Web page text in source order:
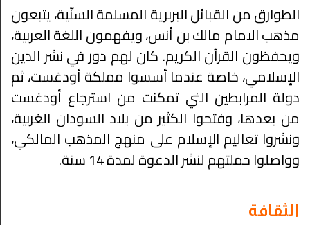
الطوارق من القبائل البربرية المسلمة السنّية، يتبعون
مذهب الامام مالك بن أنس، ويفهمون اللغة العربية،
ويحفظون القرآن الكريم. كان لهم دور في نشر الدين
الإسلامي، خاصة عندما أسسوا مملكة أودغست، ثم
دولة المرابطين التي تمكنت من استرجاع أودغست
من بعدها، وفتحوا الكثير من بلاد السودان الغربية،
ونشروا تعاليم الإسلام على منهج المذهب المالكي،
وواصلوا حملتهم لنشر الدعوة لمدة 14 سنة.
الثقافة